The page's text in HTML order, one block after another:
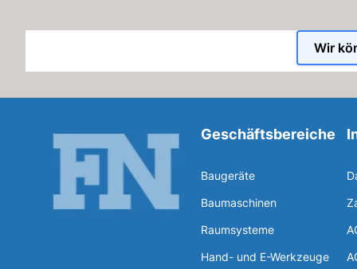
Wir
Geschäftsbereiche
Baugeräte
Baumaschinen
Raumsysteme
Hand- und E-Werkzeuge